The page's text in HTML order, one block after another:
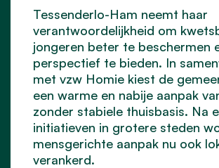
Tessenderlo-Ham neemt haar
verantwoordelijkheid om
jongeren beter te beschermen
perspectief te bieden. In
met vzw Homie kiest de
een warme en nabije aanpak
zonder stabiele thuisbasis. Na
initiatieven in grotere steden
mensgerichte aanpak nu ook
verankerd.